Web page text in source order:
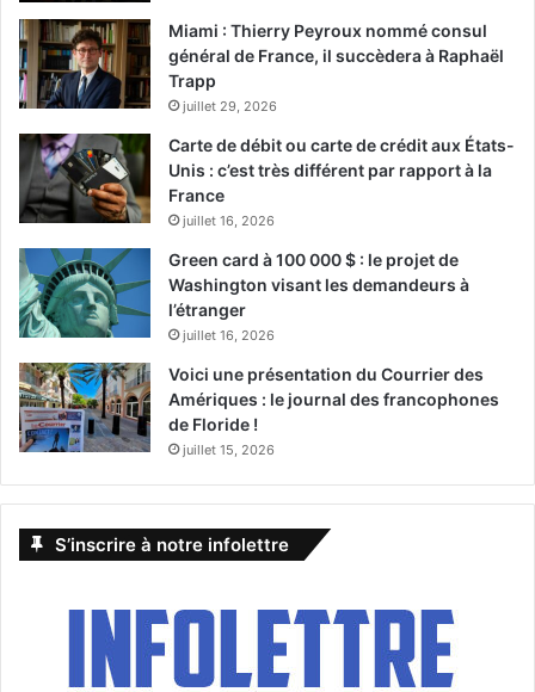
Miami : Thierry Peyroux nommé consul
général de France, il succèdera à Raphaël
Trapp
juillet 29, 2026
Carte de débit ou carte de crédit aux États-
Unis : c’est très différent par rapport à la
France
juillet 16, 2026
Green card à 100 000 $ : le projet de
Washington visant les demandeurs à
l’étranger
juillet 16, 2026
Voici une présentation du Courrier des
Amériques : le journal des francophones
de Floride !
juillet 15, 2026
S’inscrire à notre infolettre